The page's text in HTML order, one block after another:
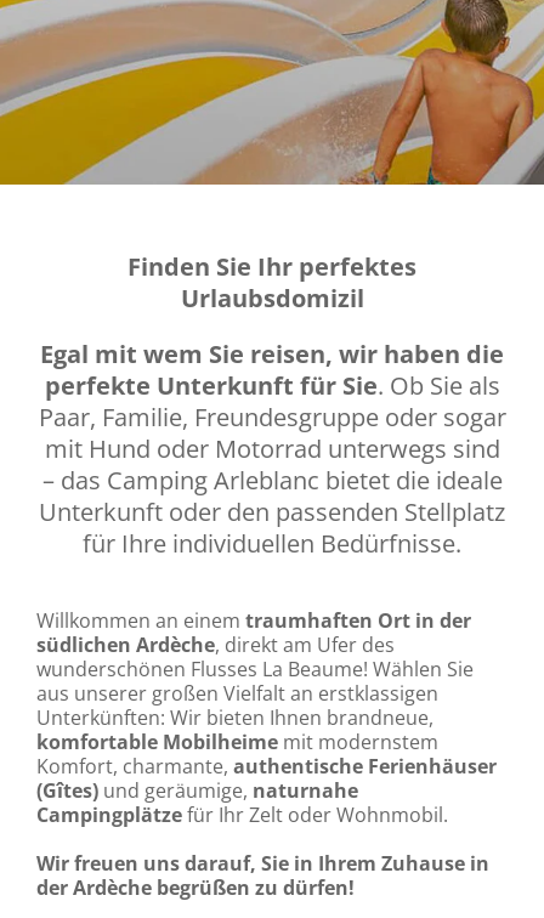
Finden Sie Ihr perfektes
Urlaubsdomizil
Egal mit wem Sie reisen, wir haben die
perfekte Unterkunft für Sie. Ob Sie als
Paar, Familie, Freundesgruppe oder sogar
mit Hund oder Motorrad unterwegs sind
– das Camping Arleblanc bietet die ideale
Unterkunft oder den passenden Stellplatz
für Ihre individuellen Bedürfnisse.
Willkommen an einem traumhaften Ort in der
südlichen Ardèche, direkt am Ufer des
wunderschönen Flusses La Beaume! Wählen Sie
aus unserer großen Vielfalt an erstklassigen
Unterkünften: Wir bieten Ihnen brandneue,
komfortable Mobilheimemit modernstem
Komfort, charmante, authentische Ferienhäuser
(Gîtes)und geräumige, naturnahe
Campingplätzefür Ihr Zelt oder Wohnmobil.
Wir freuen uns darauf, Sie in Ihrem Zuhause in
der Ardèche begrüßen zu dürfen!